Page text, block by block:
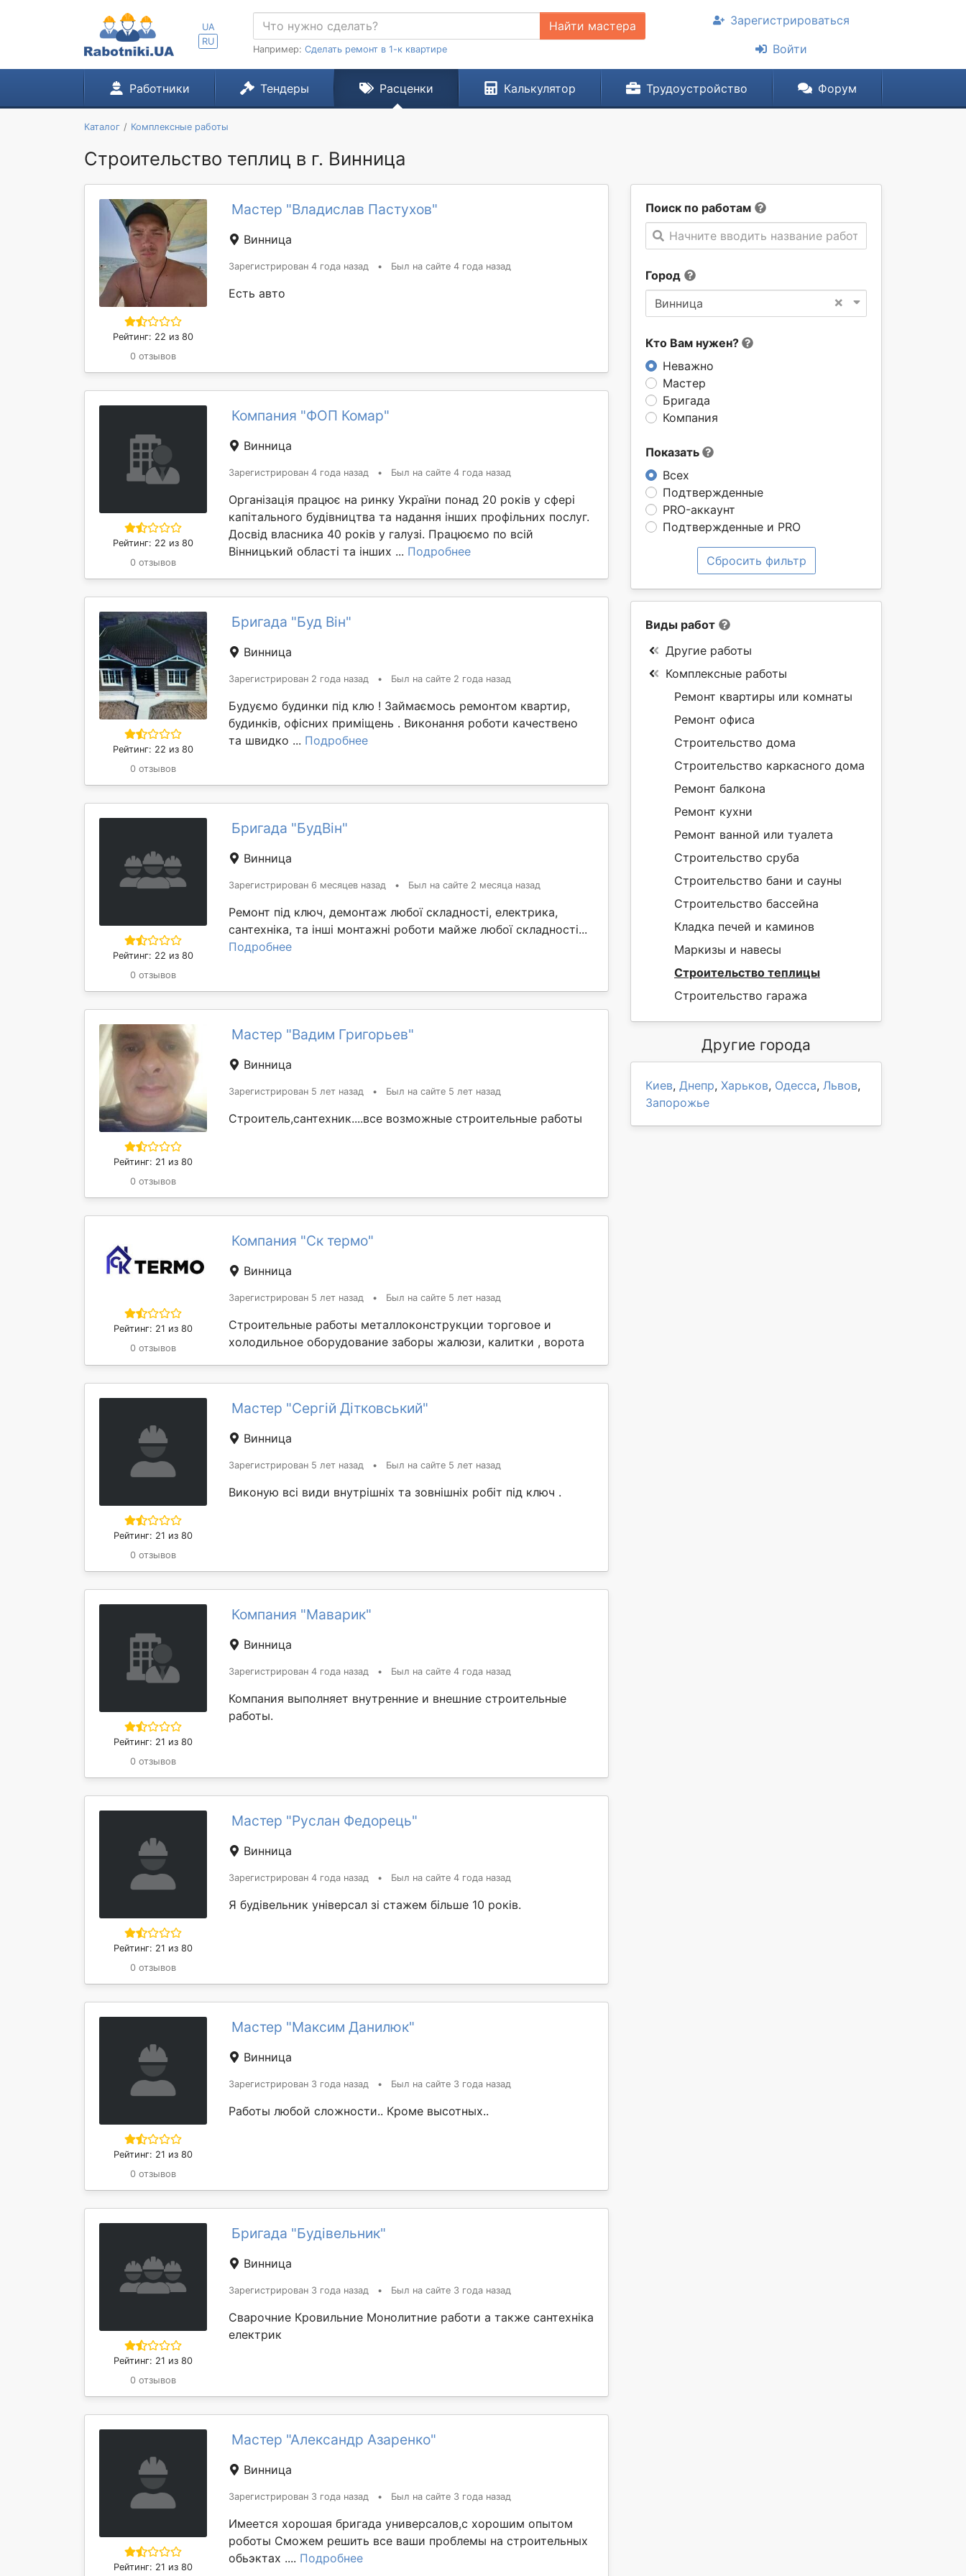
UA
RU
Найти мастера
Например: Сделать ремонт в 1-к квартире
Зарегистрироваться
Войти
Работники Тендеры Расценки Калькулятор Трудоустройство Форум
Каталог Комплексные работы
Строительство теплиц в г. Винница
Поиск по работам
Начните вводить название работы
Город
×
Винница
Кто Вам нужен?
Неважно
Мастер
Бригада
Компания
Показать
Всех
Подтвержденные
PRO-аккаунт
Подтвержденные и PRO
Сбросить фильтр
Рейтинг: 22 из 80
0 отзывов
Мастер "Владислав Пастухов"
Винница
Зарегистрирован 4 года назад • Был на сайте 4 года назад
Есть авто
Рейтинг: 22 из 80
0 отзывов
Компания "ФОП Комар"
Винница
Зарегистрирован 4 года назад • Был на сайте 4 года назад
Організація працює на ринку України понад 20 років у сфері
капітального будівництва та надання інших профільних послуг.
Досвід власника 40 років у галузі. Працюємо по всій
Вінницький області та інших ... Подробнее
Рейтинг: 22 из 80
0 отзывов
Бригада "Буд Він"
Винница
Зарегистрирован 2 года назад • Был на сайте 2 года назад
Будуємо будинки під клю ! Займаємось ремонтом квартир,
будинків, офісних приміщень . Виконання роботи качествено
та швидко ... Подробнее
Рейтинг: 22 из 80
0 отзывов
Бригада "БудВін"
Винница
Зарегистрирован 6 месяцев назад • Был на сайте 2 месяца назад
Ремонт під ключ, демонтаж любої складності, електрика,
сантехніка, та інші монтажні роботи майже любої складності...
Подробнее
Рейтинг: 21 из 80
0 отзывов
Мастер "Вадим Григорьев"
Винница
Зарегистрирован 5 лет назад • Был на сайте 5 лет назад
Строитель,сантехник....все возможные строительные работы
Рейтинг: 21 из 80
0 отзывов
Компания "Ск термо"
Винница
Зарегистрирован 5 лет назад • Был на сайте 5 лет назад
Строительные работы металлоконструкции торговое и
холодильное оборудование заборы жалюзи, калитки , ворота
Рейтинг: 21 из 80
0 отзывов
Мастер "Сергій Дітковський"
Винница
Зарегистрирован 5 лет назад • Был на сайте 5 лет назад
Виконую всі види внутрішніх та зовнішніх робіт під ключ .
Рейтинг: 21 из 80
0 отзывов
Компания "Маварик"
Винница
Зарегистрирован 4 года назад • Был на сайте 4 года назад
Компания выполняет внутренние и внешние строительные
работы.
Рейтинг: 21 из 80
0 отзывов
Мастер "Руслан Федорець"
Винница
Зарегистрирован 4 года назад • Был на сайте 4 года назад
Я будівельник універсал зі стажем більше 10 років.
Рейтинг: 21 из 80
0 отзывов
Мастер "Максим Данилюк"
Винница
Зарегистрирован 3 года назад • Был на сайте 3 года назад
Работы любой сложности.. Кроме высотных..
Рейтинг: 21 из 80
0 отзывов
Бригада "Будівельник"
Винница
Зарегистрирован 3 года назад • Был на сайте 3 года назад
Сварочние Кровильние Монолитние работи а также сантехніка
електрик
Рейтинг: 21 из 80
Мастер "Александр Азаренко"
Винница
Зарегистрирован 3 года назад • Был на сайте 3 года назад
Имеется хорошая бригада универсалов,с хорошим опытом
роботы Сможем решить все ваши проблемы на строительных
обьэктах .... Подробнее
Виды работ
Другие работы
Комплексные работы
Ремонт квартиры или комнаты
Ремонт офиса
Строительство дома
Строительство каркасного дома
Ремонт балкона
Ремонт кухни
Ремонт ванной или туалета
Строительство сруба
Строительство бани и сауны
Строительство бассейна
Кладка печей и каминов
Маркизы и навесы
Строительство теплицы
Строительство гаража
Другие города
Киев, Днепр, Харьков, Одесса, Львов,
Запорожье